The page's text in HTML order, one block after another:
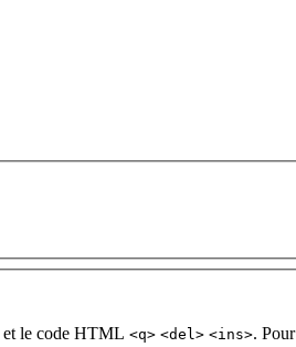
et le code HTML <q> <del> <ins>.